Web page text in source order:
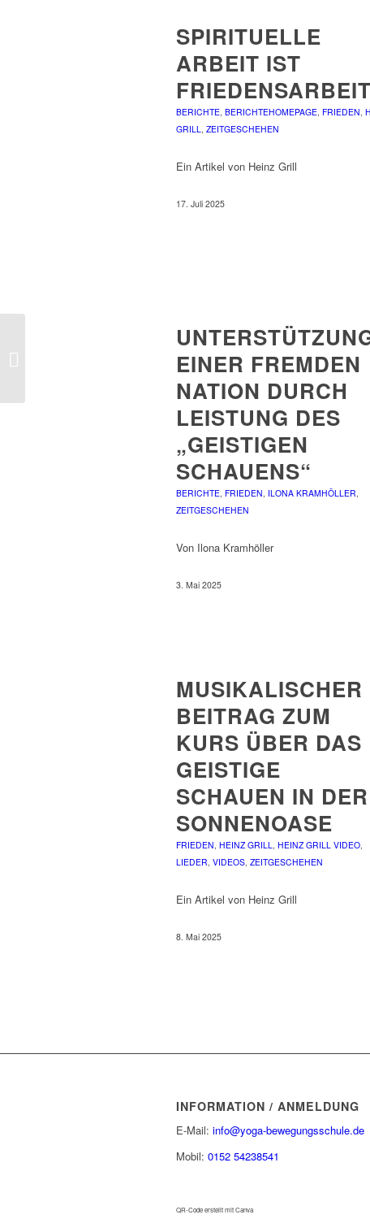
SPIRITUELLE
ARBEIT IST
FRIEDENSARBEIT
BERICHTE, BERICHTEHOMEPAGE, FRIEDEN,
GRILL, ZEITGESCHEHEN
Ein Artikel von Heinz Grill
17. Juli 2025
EINER FREMDEN
NATION DURCH
LEISTUNG DES
„GEISTIGEN
SCHAUENS“
BERICHTE, FRIEDEN, ILONA KRAMHÖLLER,
ZEITGESCHEHEN
Von Ilona Kramhöller
3. Mai 2025
MUSIKALISCHER
BEITRAG ZUM
KURS ÜBER DAS
GEISTIGE
SCHAUEN IN DER
SONNENOASE
FRIEDEN, HEINZ GRILL, HEINZ GRILL VIDEO,
LIEDER, VIDEOS, ZEITGESCHEHEN
Ein Artikel von Heinz Grill
8. Mai 2025
INFORMATION / ANMELDUNG
E-Mail: info@yoga-bewegungsschule.de
Mobil: 0152 54238541
QR-Code erstellt mit Canva